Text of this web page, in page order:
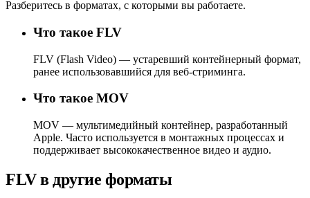
Разберитесь в форматах, с которыми вы работаете.
Что такое FLV
FLV (Flash Video) — устаревший контейнерный формат,
ранее использовавшийся для веб-стриминга.
Что такое MOV
MOV — мультимедийный контейнер, разработанный
Apple. Часто используется в монтажных процессах и
поддерживает высококачественное видео и аудио.
FLV в другие форматы